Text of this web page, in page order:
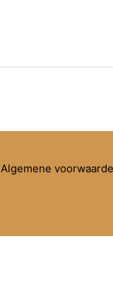
Algemene